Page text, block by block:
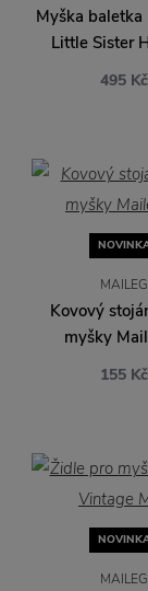
Myška baletka
Little Sister
495 Kč
MAILEG
Kovový
myšky
155 Kč
MAILEG